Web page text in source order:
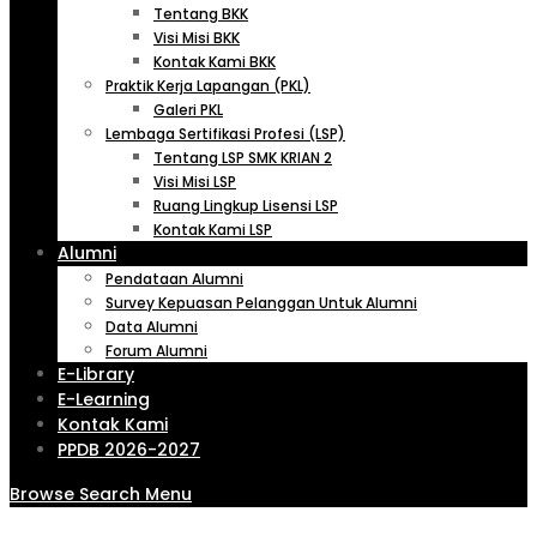
Tentang BKK
Visi Misi BKK
Kontak Kami BKK
Praktik Kerja Lapangan (PKL)
Galeri PKL
Lembaga Sertifikasi Profesi (LSP)
Tentang LSP SMK KRIAN 2
Visi Misi LSP
Ruang Lingkup Lisensi LSP
Kontak Kami LSP
Alumni
Pendataan Alumni
Survey Kepuasan Pelanggan Untuk Alumni
Data Alumni
Forum Alumni
E-Library
E-Learning
Kontak Kami
PPDB 2026-2027
Browse Search Menu